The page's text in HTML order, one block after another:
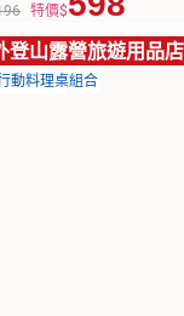
特價$
登山露營旅遊用品店